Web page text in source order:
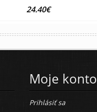
24.40€
Moje konto
Prihlásiť sa